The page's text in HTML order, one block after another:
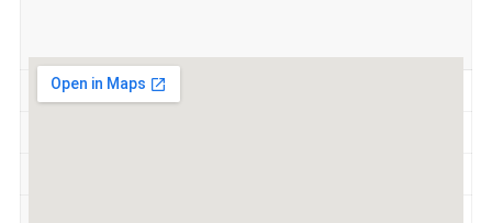
営業時間 10:00～17:00（L.O.16:30）